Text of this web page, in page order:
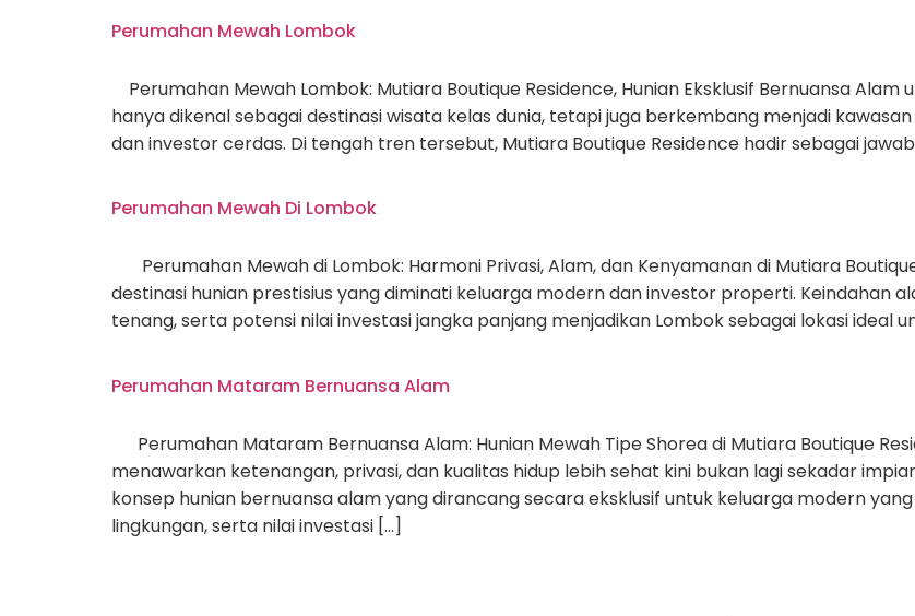
Perumahan Mewah Lombok
Perumahan Mewah Lombok: Mutiara Boutique Residence, Hunian Eksklusif Bernuansa Alam
hanya dikenal sebagai destinasi wisata kelas dunia, tetapi juga berkembang menjadi
dan investor cerdas. Di tengah tren tersebut, Mutiara Boutique Residence hadir sebagai
Perumahan Mewah Di Lombok
Perumahan Mewah di Lombok: Harmoni Privasi, Alam, dan Kenyamanan di Mutiara
destinasi hunian prestisius yang diminati keluarga modern dan investor properti. Keindahan
tenang, serta potensi nilai investasi jangka panjang menjadikan Lombok sebagai lokasi ideal
Perumahan Mataram Bernuansa Alam
Perumahan Mataram Bernuansa Alam: Hunian Mewah Tipe Shorea di Mutiara Boutique
menawarkan ketenangan, privasi, dan kualitas hidup lebih sehat kini bukan lagi sekadar
konsep hunian bernuansa alam yang dirancang secara eksklusif untuk keluarga modern
lingkungan, serta nilai investasi […]